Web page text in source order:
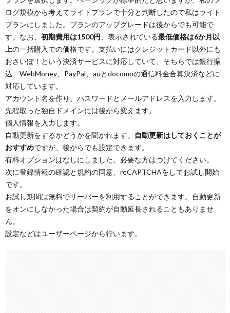
ログ規模から考えてライトプランで十分と判断したので私はライト
プランにしました。プランのアップグレードは後からでも可能で
す。なお、 初期費用は1500円 、表示されている最低価格は6か月以
上の一括購入での価格です。支払いにはクレジットカード以外にも
おさいぽ！という決済サービスに対応していて、そちらでは銀行振
込、WebMoney、PayPal、auとdocomoの通信料金合算決済などに
対応しています。
アカウント名を作り、パスワードとメールアドレスを入力します。
先程取った独自ドメインには後から変えます。
個人情報を入力します。
自動更新をするかどうかを聞かれます。
自動更新はしておくことが
おすすめですが、後からでも設定できます。
有料オプションはなしにしました。必要な方はつけてください。
次に登録情報の確認と規約の同意、reCAPTCHAをしてお試し開始
です。
お試し期間は無料でサーバーを利用することができます。自動更新
をオンにしなかった場合は契約が自動延長されることもありませ
ん。
設定などはユーザーページから行います。